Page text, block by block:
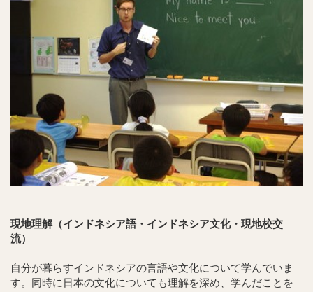
現地理解（インドネシア語・インドネシア文化・現地校交
流）
自分が暮らすインドネシアの言語や文化について学んでいま
す。同時に日本の文化についても理解を深め、学んだことを